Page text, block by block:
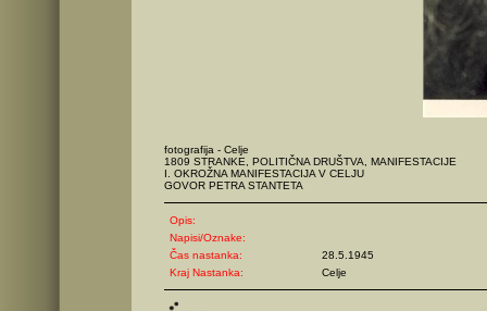
fotografija - Celje
1809 STRANKE, POLITIČNA DRUŠTVA, MANIFESTACIJE
I. OKROŽNA MANIFESTACIJA V CELJU
GOVOR PETRA STANTETA
Opis:
Napisi/Oznake:
Čas nastanka:
28.5.1945
Kraj Nastanka:
Celje